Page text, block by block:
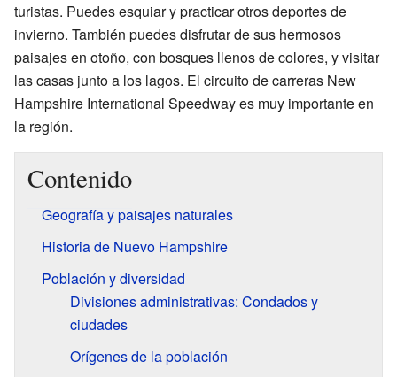
turistas. Puedes esquiar y practicar otros deportes de
invierno. También puedes disfrutar de sus hermosos
paisajes en otoño, con bosques llenos de colores, y visitar
las casas junto a los lagos. El circuito de carreras New
Hampshire International Speedway es muy importante en
la región.
Contenido
Geografía y paisajes naturales
Historia de Nuevo Hampshire
Población y diversidad
Divisiones administrativas: Condados y
ciudades
Orígenes de la población